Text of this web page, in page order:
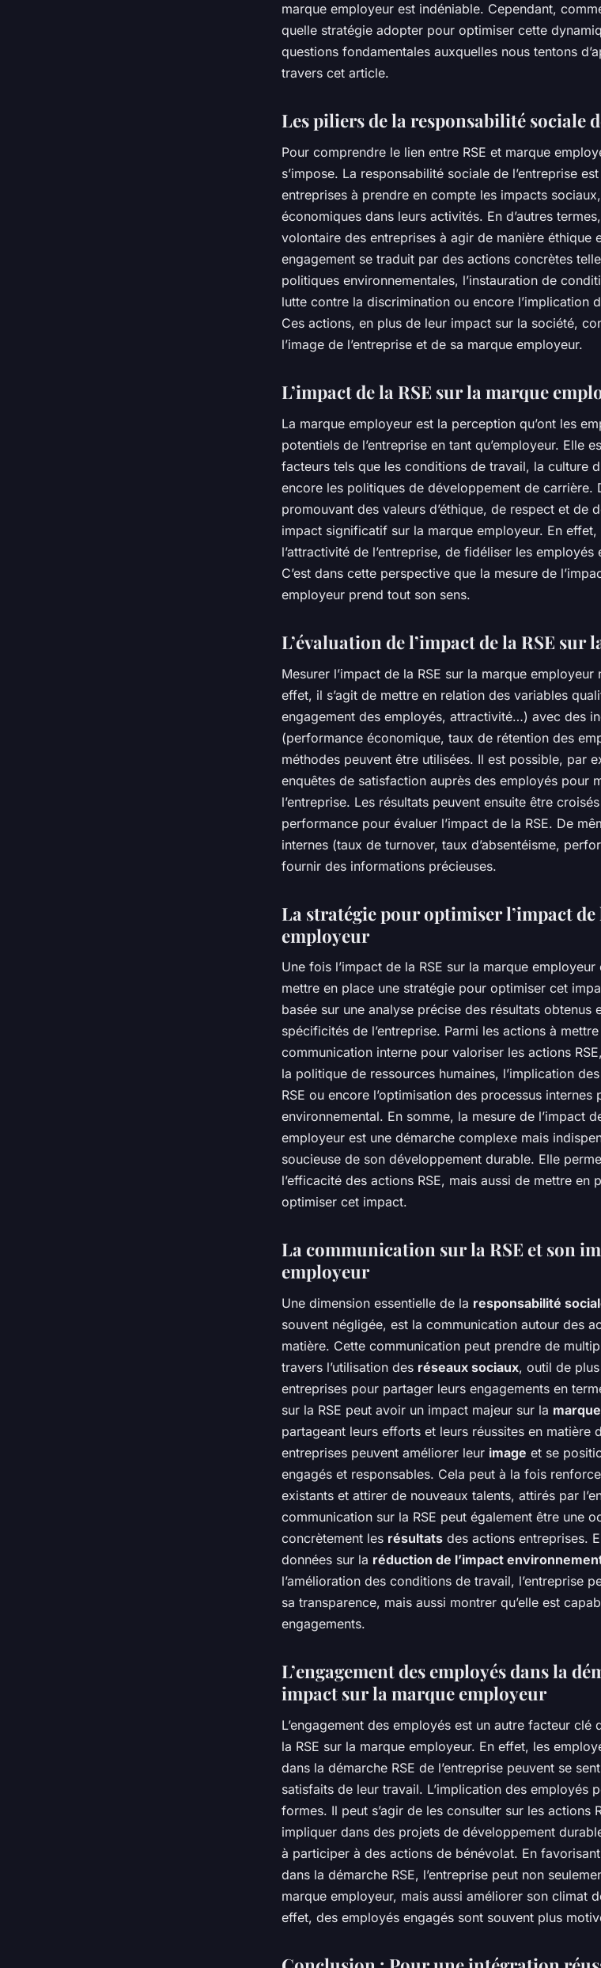
marque employeur est indéniable. Cependant,
quelle stratégie adopter pour optimiser cette
questions fondamentales auxquelles nous tentons
travers cet article.
Les piliers de la responsabilité sociale
Pour comprendre le lien entre RSE et marque
s’impose. La responsabilité sociale de l’entreprise
entreprises à prendre en compte les impacts
économiques dans leurs activités. En d’autres
volontaire des entreprises à agir de manière éthique
engagement se traduit par des actions concrètes
politiques environnementales, l’instauration de
lutte contre la discrimination ou encore l’implication
Ces actions, en plus de leur impact sur la société,
l’image de l’entreprise et de sa marque employeur.
L’impact de la RSE sur la marque
La marque employeur est la perception qu’ont les
potentiels de l’entreprise en tant qu’employeur. Elle
facteurs tels que les conditions de travail, la culture
encore les politiques de développement de carrière.
promouvant des valeurs d’éthique, de respect et de
impact significatif sur la marque employeur. En
l’attractivité de l’entreprise, de fidéliser les employés
C’est dans cette perspective que la mesure de
employeur prend tout son sens.
L’évaluation de l’impact de la RSE sur
Mesurer l’impact de la RSE sur la marque employeur
effet, il s’agit de mettre en relation des variables
engagement des employés, attractivité…) avec des
(performance économique, taux de rétention des
méthodes peuvent être utilisées. Il est possible, par
enquêtes de satisfaction auprès des employés pour
l’entreprise. Les résultats peuvent ensuite être
performance pour évaluer l’impact de la RSE. De
internes (taux de turnover, taux d’absentéisme,
fournir des informations précieuses.
La stratégie pour optimiser l’impact
employeur
Une fois l’impact de la RSE sur la marque
mettre en place une stratégie pour optimiser cet
basée sur une analyse précise des résultats
spécificités de l’entreprise. Parmi les actions à
communication interne pour valoriser les actions
la politique de ressources humaines, l’implication
RSE ou encore l’optimisation des processus internes
environnemental. En somme, la mesure de l’impact
employeur est une démarche complexe mais
soucieuse de son développement durable. Elle
l’efficacité des actions RSE, mais aussi de mettre en
optimiser cet impact.
La communication sur la RSE et son
employeur
Une dimension essentielle de la responsabilité
souvent négligée, est la communication autour des
matière. Cette communication peut prendre de
travers l’utilisation des réseaux sociaux, outil de
entreprises pour partager leurs engagements en
sur la RSE peut avoir un impact majeur sur la
partageant leurs efforts et leurs réussites en matière
entreprises peuvent améliorer leur image et se
engagés et responsables. Cela peut à la fois
existants et attirer de nouveaux talents, attirés par
communication sur la RSE peut également être une
concrètement les résultats des actions entreprises.
données sur la réduction de l’impact
l’amélioration des conditions de travail, l’entreprise
sa transparence, mais aussi montrer qu’elle est
engagements.
L’engagement des employés dans la
impact sur la marque employeur
L’engagement des employés est un autre facteur clé
la RSE sur la marque employeur. En effet, les
dans la démarche RSE de l’entreprise peuvent se
satisfaits de leur travail. L’implication des employés
formes. Il peut s’agir de les consulter sur les actions
impliquer dans des projets de développement
à participer à des actions de bénévolat. En
dans la démarche RSE, l’entreprise peut non
marque employeur, mais aussi améliorer son climat
effet, des employés engagés sont souvent plus